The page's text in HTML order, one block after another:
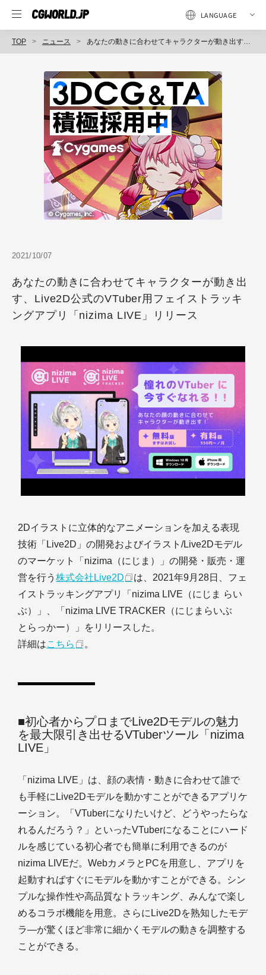
TOP ニュース あなたの動きに合わせてキャラクターが動き出す、Live2D公式のVTuber用フェイストラッキングアプリ「nizima LIVE」リリース
2021/10/07
あなたの動きに合わせてキャラクターが動き出
す、Live2D公式のVTuber用フェイストラッキ
ングアプリ「nizima LIVE」リリース
2Dイラストに立体的なアニメーションを加える表現
技術「Live2D」の開発およびイラスト/Live2Dモデル
のマーケット「nizima（にじま）」の開発・販売・運
営を行う 株式会社Live2D
は、2021年9月28日、フェ
イストラッキングアプリ「nizima LIVE（にじま らい
ぶ）」、「nizima LIVE TRACKER（にじまらいぶ
とらっかー）」をリリースした。
詳細はこちら 。
■初心者からプロまでLive2Dモデルの魅力
を最大限引き出せるVTuberツール「nizima
LIVE」
「nizima LIVE」は、顔の表情・動きに合わせて誰で
も手軽にLive2Dモデルを動かすことができるアプリケ
ーション。「VTuberになりたいけど、どうやったらな
れるんだろう？」といったVTuberになることにハード
ルを感じている初心者でも簡単に利用できるのが
nizima LIVEだ。WebカメラとPCを用意し、アプリを
起動すればすぐにモデルを動かすことができる。シン
プルな操作性や高品質なトラッキング、みんなで楽し
めるコラボ機能を用意。さらにLive2Dを熟知したモデ
ラ―が驚くほど非常に細かくモデルの動きを調整する
ことができる。